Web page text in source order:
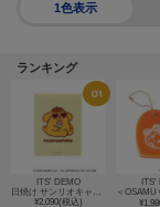
1色表示
ランキング
ITS' DEMO
日焼け サンリオキャラクターズ ミラー
¥2,090(税込)
ITS'